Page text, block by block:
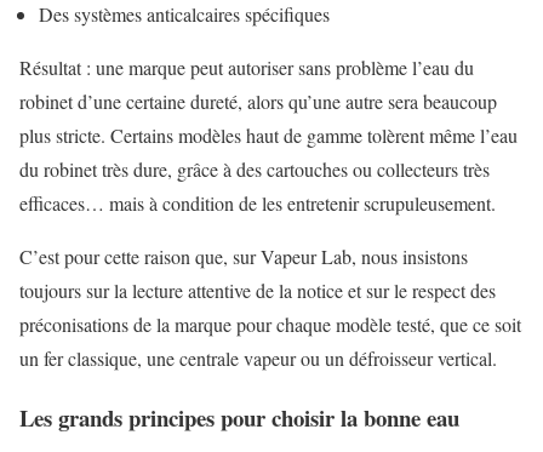
Des systèmes anticalcaires spécifiques
Résultat : une marque peut autoriser sans problème l’eau du
robinet d’une certaine dureté, alors qu’une autre sera beaucoup
plus stricte. Certains modèles haut de gamme tolèrent même l’eau
du robinet très dure, grâce à des cartouches ou collecteurs très
efficaces… mais à condition de les entretenir scrupuleusement.
C’est pour cette raison que, sur Vapeur Lab, nous insistons
toujours sur la lecture attentive de la notice et sur le respect des
préconisations de la marque pour chaque modèle testé, que ce soit
un fer classique, une centrale vapeur ou un défroisseur vertical.
Les grands principes pour choisir la bonne eau